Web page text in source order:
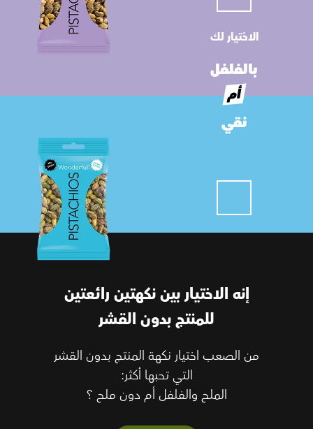
الاختيار لك
بالفلفل
أم
نقي
إنه الاختيار بين نكهتين رائعتين
للمنتج بدون القشر
من الصعب اختيار نكهة المنتج بدون القشر
التي تحبها أكثر:
الملح والفلفل أم دون ملح ؟